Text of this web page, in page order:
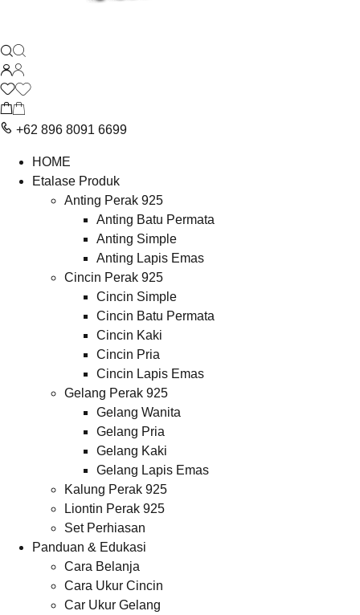
+62 896 8091 6699
HOME
Etalase Produk
Anting Perak 925
Anting Batu Permata
Anting Simple
Anting Lapis Emas
Cincin Perak 925
Cincin Simple
Cincin Batu Permata
Cincin Kaki
Cincin Pria
Cincin Lapis Emas
Gelang Perak 925
Gelang Wanita
Gelang Pria
Gelang Kaki
Gelang Lapis Emas
Kalung Perak 925
Liontin Perak 925
Set Perhiasan
Panduan & Edukasi
Cara Belanja
Cara Ukur Cincin
Car Ukur Gelang